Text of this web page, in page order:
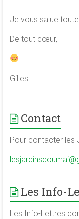
Je vous salue
De tout cœur,
Gilles
Contact
Pour contacter les
Les Info-
Les Info-Lettres